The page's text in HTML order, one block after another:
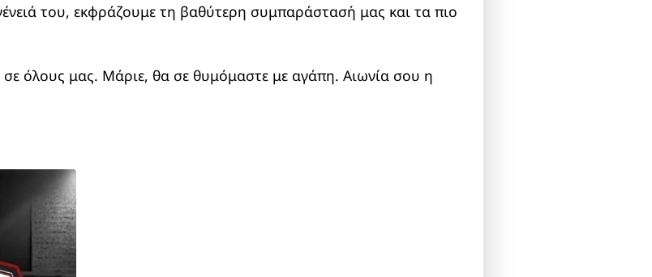
του, εκφράζουμε τη βαθύτερη συμπαράστασή μας και τα πιο
όλους μας. Μάριε, θα σε θυμόμαστε με αγάπη. Αιωνία σου η